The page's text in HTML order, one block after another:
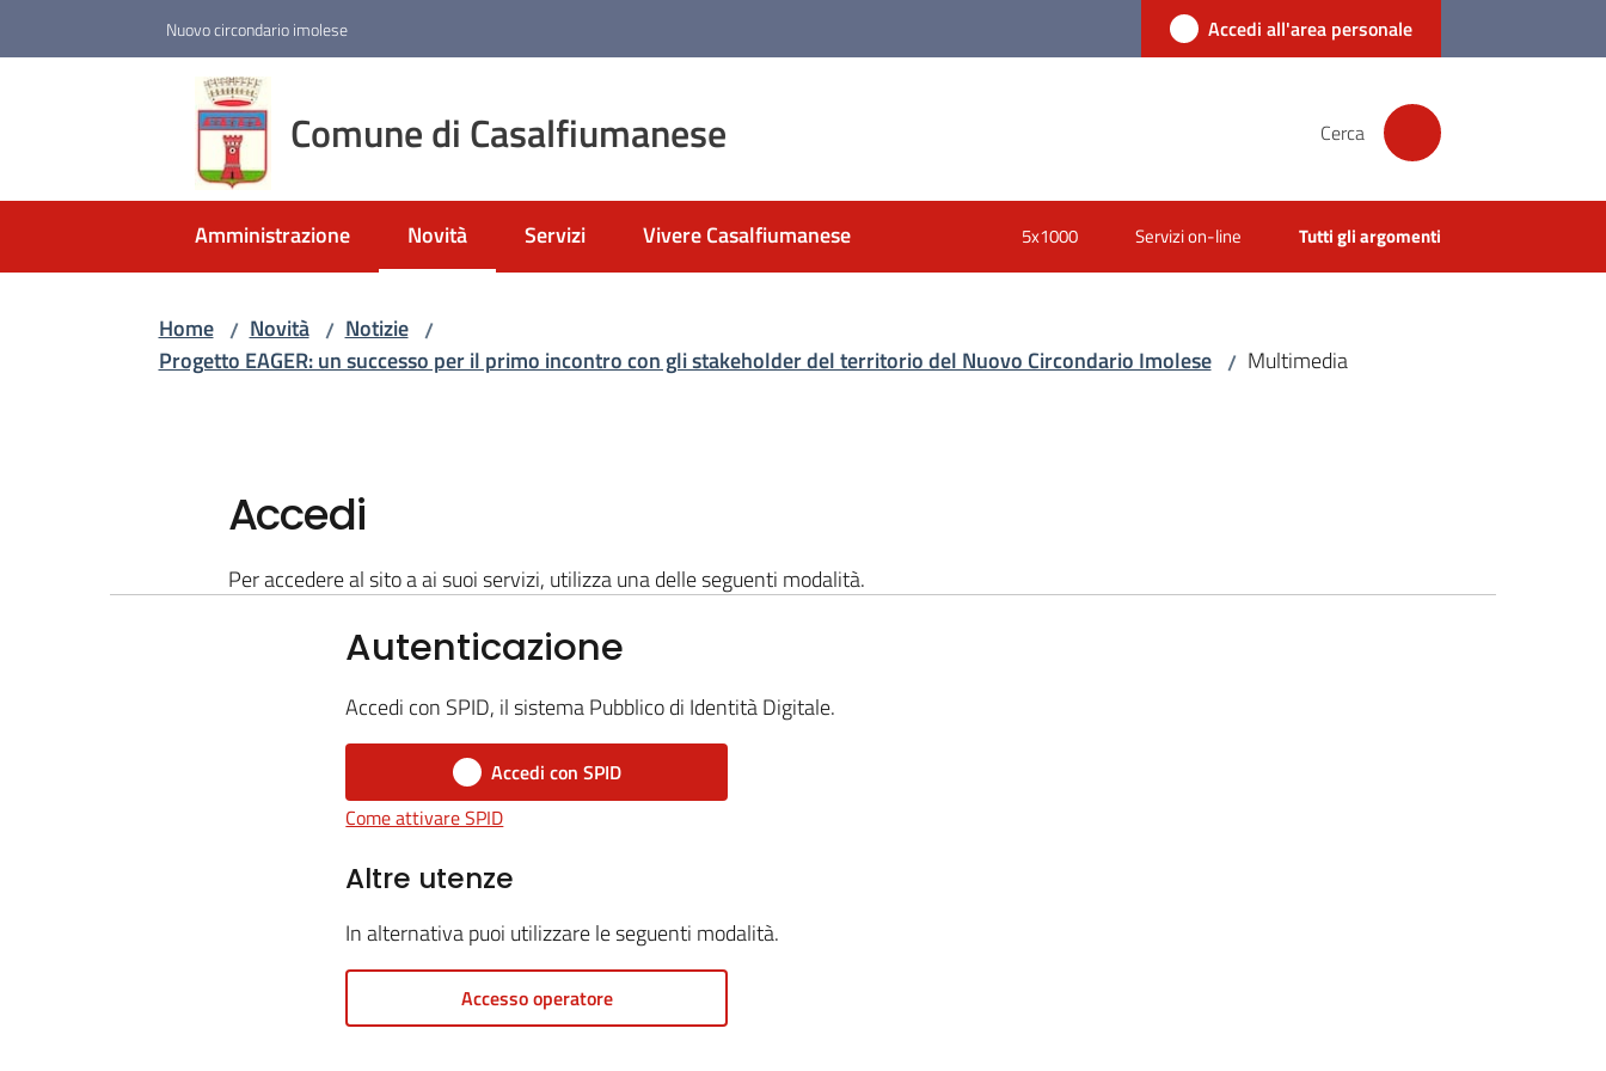
Nuovo circondario imolese Accedi all'area personale
Comune di Casalfiumanese Cerca
Amministrazione Novità
Menu selezionato
Servizi Vivere Casalfiumanese 5x1000 Servizi on-line Tutti gli argomenti
Home / Novità / Notizie /
Progetto EAGER: un successo per il primo incontro con gli stakeholder del territorio del Nuovo Circondario Imolese / Multimedia
Accedi
Per accedere al sito a ai suoi servizi, utilizza una delle seguenti modalità.
Autenticazione
Accedi con SPID, il sistema Pubblico di Identità Digitale.
Accedi con SPID
Come attivare SPID
Altre utenze
In alternativa puoi utilizzare le seguenti modalità.
Accesso operatore